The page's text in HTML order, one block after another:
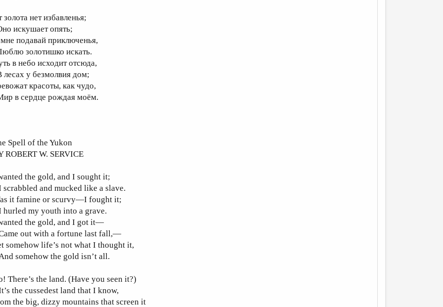
золота нет избавленья;
искушает опять;
подавай приключенья,
золотишко искать.
в небо исходит отсюда,
лесах у безмолвия дом;
красоты, как чудо,
в сердце рождая моём.
Spell of the Yukon
ROBERT W. SERVICE
the gold, and I sought it;
scrabbled and mucked like a slave.
it famine or scurvy—I fought it;
hurled my youth into a grave.
the gold, and I got it—
out with a fortune last fall,—
somehow life’s not what I thought it,
somehow the gold isn’t all.
There’s the land. (Have you seen it?)
the cussedest land that I know,
the big, dizzy mountains that screen it